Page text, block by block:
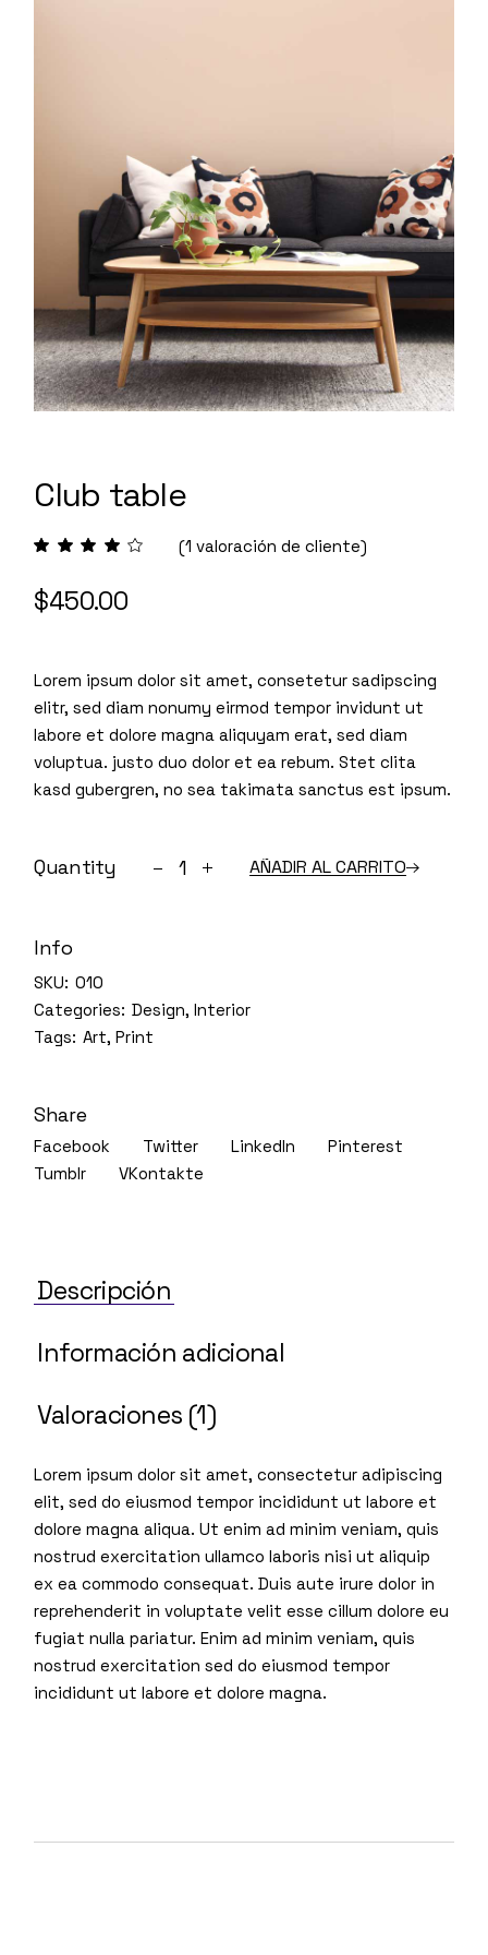
Club table
(1 valoración de cliente)
$450.00
Lorem ipsum dolor sit amet, consetetur sadipscing
elitr, sed diam nonumy eirmod tempor invidunt ut
labore et dolore magna aliquyam erat, sed diam
voluptua. justo duo dolor et ea rebum. Stet clita
kasd gubergren, no sea takimata sanctus est ipsum.
Quantity Club table quantityAÑADIR AL CARRITO
Info
SKU: 010
Categories: Design,Interior
Tags: Art,Print
Share
Facebook Twitter LinkedIn
Pinterest
Tumblr
VKontakte
Descripción
Información adicional
Valoraciones (1)
Lorem ipsum dolor sit amet, consectetur adipiscing
elit, sed do eiusmod tempor incididunt ut labore et
dolore magna aliqua. Ut enim ad minim veniam, quis
nostrud exercitation ullamco laboris nisi ut aliquip
ex ea commodo consequat. Duis aute irure dolor in
reprehenderit in voluptate velit esse cillum dolore eu
fugiat nulla pariatur. Enim ad minim veniam, quis
nostrud exercitation sed do eiusmod tempor
incididunt ut labore et dolore magna.